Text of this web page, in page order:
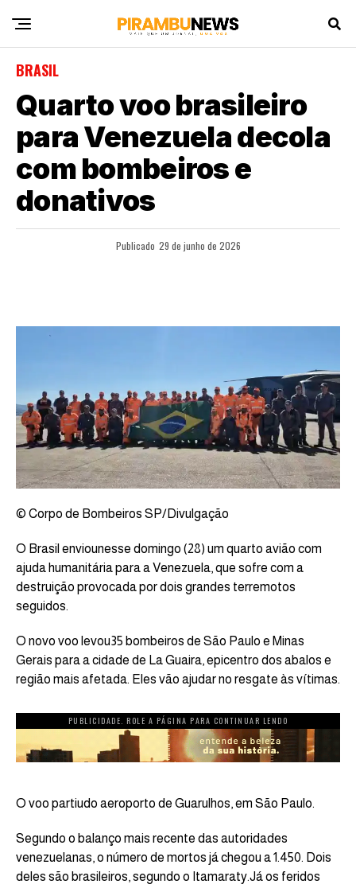
BRASIL
Quarto voo brasileiro
para Venezuela decola
com bombeiros e
donativos
Publicado 29 de junho de 2026
© Corpo de Bombeiros SP/Divulgação
O Brasil enviounesse domingo (28) um quarto avião com
ajuda humanitária para a Venezuela, que sofre com a
destruição provocada por dois grandes terremotos
seguidos.
O novo voo levou35 bombeiros de São Paulo e Minas
Gerais para a cidade de La Guaira, epicentro dos abalos e
região mais afetada. Eles vão ajudar no resgate às vítimas.
PUBLICIDADE. ROLE A PÁGINA PARA CONTINUAR LENDO
O voo partiudo aeroporto de Guarulhos, em São Paulo.
Segundo o balanço mais recente das autoridades
venezuelanas, o número de mortos já chegou a 1.450. Dois
deles são brasileiros, segundo o Itamaraty.Já os feridos